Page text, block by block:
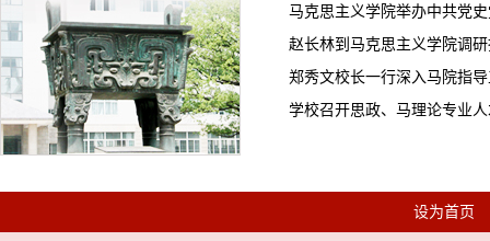
马克思主义学院举办中共党
赵长林到马克思主义学院调
郑秀文校长一行深入马院指
学校召开思政、马理论专业
设为首页